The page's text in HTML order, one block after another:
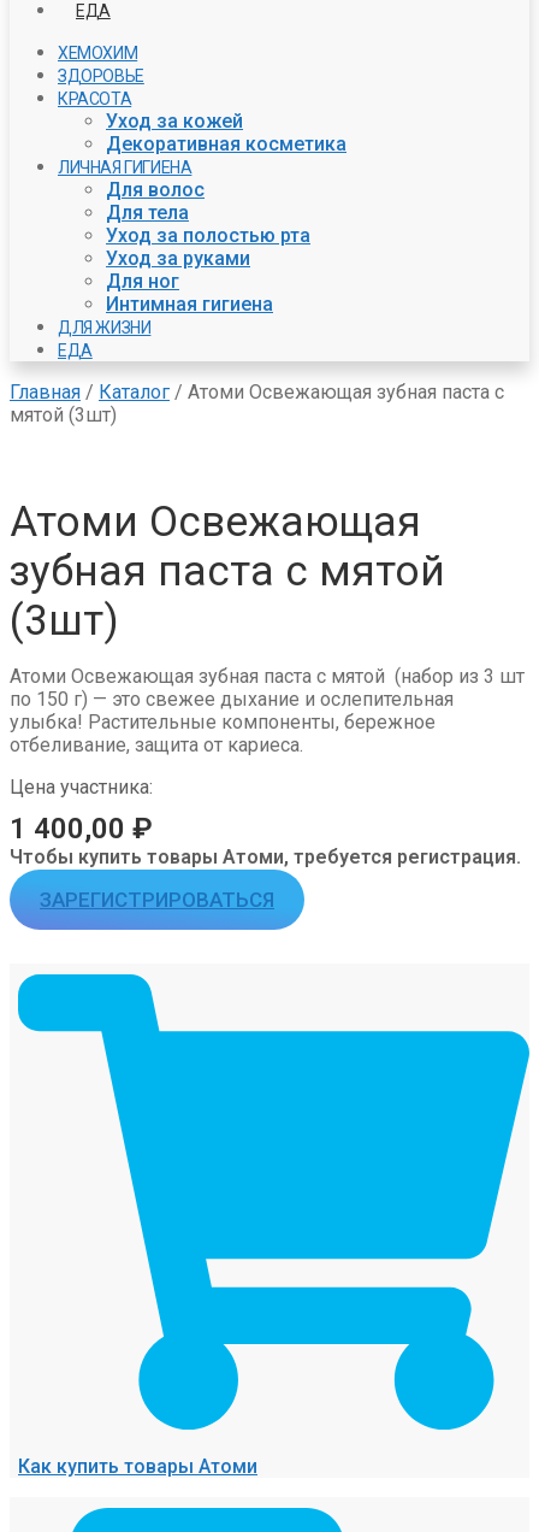
ЕДА
ХЕМОХИМ
ЗДОРОВЬЕ
КРАСОТА
Уход за кожей
Декоративная косметика
ЛИЧНАЯ ГИГИЕНА
Для волос
Для тела
Уход за полостью рта
Уход за руками
Для ног
Интимная гигиена
ДЛЯ ЖИЗНИ
ЕДА
Главная / Каталог / Атоми Освежающая зубная паста с
мятой (3шт)
Атоми Освежающая
зубная паста с мятой
(3шт)
Атоми Освежающая зубная паста с мятой (набор из 3 шт
по 150 г) — это свежее дыхание и ослепительная
улыбка! Растительные компоненты, бережное
отбеливание, защита от кариеса.
Цена участника:
1 400,00 ₽
Чтобы купить товары Атоми, требуется регистрация.
ЗАРЕГИСТРИРОВАТЬСЯ
Как купить товары Атоми